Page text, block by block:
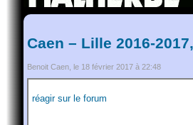
Caen – Lille 2016-
Benoit Caen, le 18 février 2017 à 22:48
réagir sur le forum